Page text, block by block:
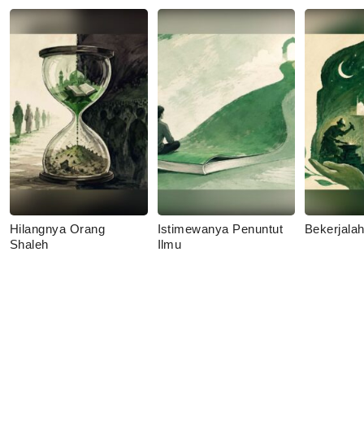
Hilangnya Orang
Shaleh
Istimewanya Penuntut
Ilmu
Bekerjalah